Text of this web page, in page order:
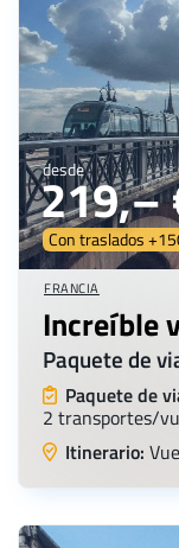
desde
219,–
Con traslados
FRANCIA
Increíble
Paquete de
Paquete de
2 transportes/
Itinerario: